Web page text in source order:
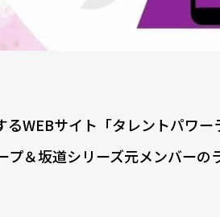
WEBサイト「タレントパワ
プ＆坂道シリーズ元メンバーの